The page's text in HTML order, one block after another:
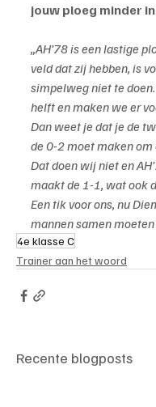
jouw ploeg minder
„AH’78 is een lastige
veld dat zij hebben, is
simpelweg niet te
helft en maken we er
Dan weet je dat je de
de 0-2 moet maken
Dat doen wij niet en
maakt de 1-1, wat ook
Een tik voor ons, nu
mannen samen
4e klasse C
Trainer aan het woord
Recente blogposts